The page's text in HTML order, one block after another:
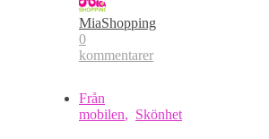
MiaShopping
0
kommentarer
Från
mobilen, Skönhet